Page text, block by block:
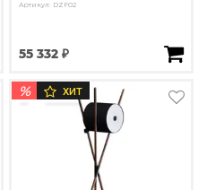
Артикул: DZF02
55 332 ₽
% ХИТ